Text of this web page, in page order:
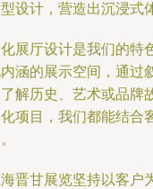
设计，营造出沉浸式
展厅设计是我们的特
涵的展示空间，通过
解历史、艺术或品牌
项目，我们都能结合
晋甘展览坚持以客户